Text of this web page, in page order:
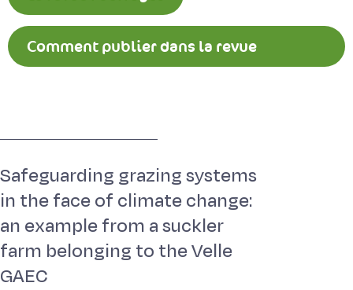
Comment publier dans la revue
Safeguarding grazing systems
in the face of climate change:
an example from a suckler
farm belonging to the Velle
GAEC